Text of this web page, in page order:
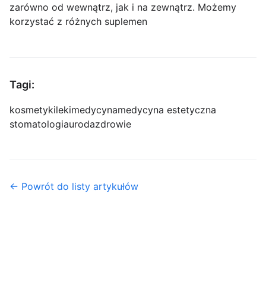
zarówno od wewnątrz, jak i na zewnątrz. Możemy
korzystać z różnych suplemen
Tagi:
kosmetykilekimedycynamedycyna estetyczna
stomatologiaurodazdrowie
← Powrót do listy artykułów